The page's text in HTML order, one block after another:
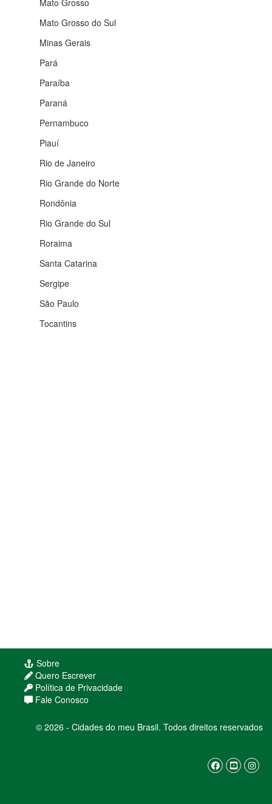
Mato Grosso
Mato Grosso do Sul
Minas Gerais
Pará
Paraíba
Paraná
Pernambuco
Piauí
Rio de Janeiro
Rio Grande do Norte
Rondônia
Rio Grande do Sul
Roraima
Santa Catarina
Sergipe
São Paulo
Tocantins
Sobre
Quero Escrever
Política de Privacidade
Fale Conosco
© 2026 - Cidades do meu Brasil. Todos direitos reservados